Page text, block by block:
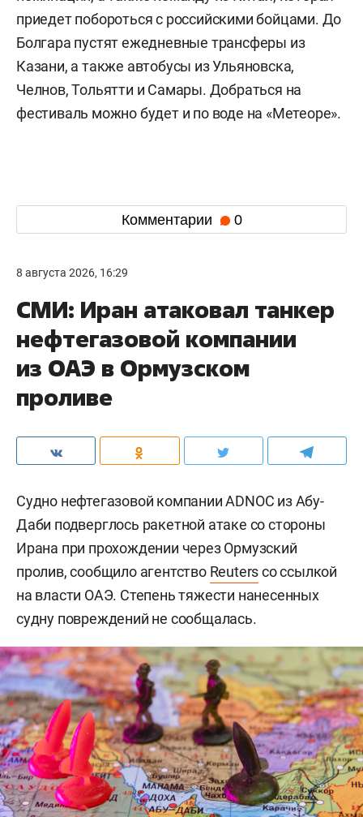
приедет побороться с российскими бойцами. До
Болгара пустят ежедневные трансферы из
Казани, а также автобусы из Ульяновска,
Челнов, Тольятти и Самары. Добраться на
фестиваль можно будет и по воде на «Метеоре».
Комментарии 0
8 августа 2026, 16:29
СМИ: Иран атаковал танкер
нефтегазовой компании
из ОАЭ в Ормузском
проливе
Судно нефтегазовой компании ADNOC из Абу-
Даби подверглось ракетной атаке со стороны
Ирана при прохождении через Ормузский
пролив, сообщило агентство Reutersсо ссылкой
на власти ОАЭ. Степень тяжести нанесенных
судну повреждений не сообщалась.